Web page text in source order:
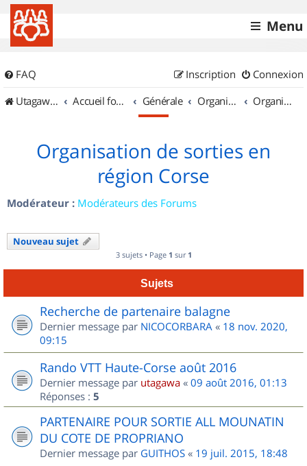
Menu
FAQ Connexion
Inscription
UtagawaVTT (Randos VTT et VTTAE avec traces GPS)
Accueil forum Générale Organisation de sorties & Recherche de partenaires Organisation de sorties en région Corse
Organisation de sorties en
région Corse
Modérateur : Modérateurs des Forums
Nouveau sujet
3 sujets • Page 1 sur 1
Sujets
Recherche de partenaire balagne
Dernier message par NICOCORBARA « 18 nov. 2020,
09:15
Rando VTT Haute-Corse août 2016
Dernier message par utagawa « 09 août 2016, 01:13
Réponses : 5
PARTENAIRE POUR SORTIE ALL MOUNATIN
DU COTE DE PROPRIANO
Dernier message par GUITHOS « 19 juil. 2015, 18:48